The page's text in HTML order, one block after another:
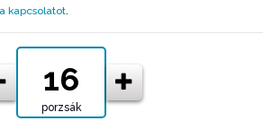
kapcsolatot.
porzsák